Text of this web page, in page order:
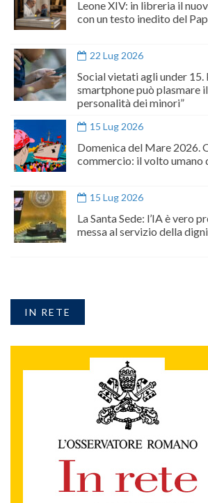
Leone XIV: in libreria il
con un testo inedito del
22 Lug 2026
Social vietati agli under 15.
smartphone può plasmare
personalità dei minori”
15 Lug 2026
Domenica del Mare 2026.
commercio: il volto umano
15 Lug 2026
La Santa Sede: l’IA è vero
messa al servizio della
IN RETE